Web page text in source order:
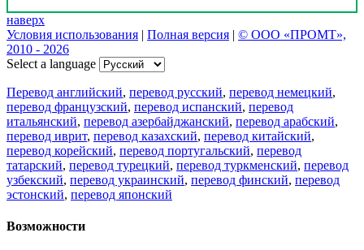
наверх
Условия использования | Полная версия | © ООО «ПРОМТ»,
2010 - 2026
Select a language
Перевод английский, перевод русский, перевод немецкий,
перевод французский, перевод испанский, перевод
итальянский, перевод азербайджанский, перевод арабский,
перевод иврит, перевод казахский, перевод китайский,
перевод корейский, перевод португальский, перевод
татарский, перевод турецкий, перевод туркменский, перевод
узбекский, перевод украинский, перевод финский, перевод
эстонский, перевод японский
Возможности